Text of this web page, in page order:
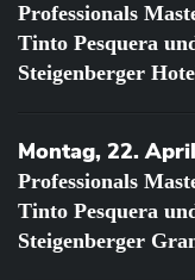
Professionals
Tinto Pesquera
Steigenberger
Montag, 22.
Professionals
Tinto Pesquera
Steigenberger